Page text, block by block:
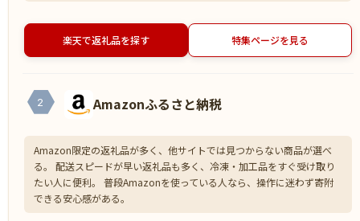
楽天で返礼品を探す 特集ページを見る
2 Amazonふるさと納税
Amazon限定の返礼品が多く、他サイトでは見つからない商品が選べ
る。 配送スピードが早い返礼品も多く、冷凍・加工品をすぐ受け取り
たい人に便利。 普段Amazonを使っている人なら、操作に迷わず寄附
できる安心感がある。